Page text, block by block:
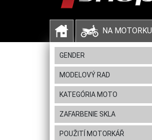
NA MOTORKU
GENDER
MODELOVÝ RAD
KATEGÓRIA MOTO
ZAFARBENIE SKLA
POUŽITÍ MOTORKÁŘ